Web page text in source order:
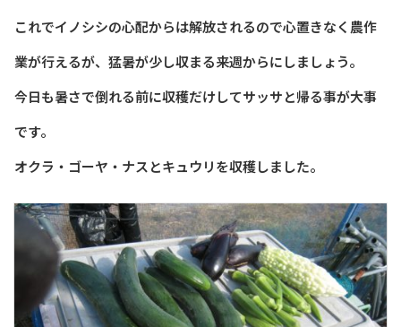
これでイノシシの心配からは解放されるので心置きなく農作
業が行えるが、猛暑が少し収まる来週からにしましょう。
今日も暑さで倒れる前に収穫だけしてサッサと帰る事が大事
です。
オクラ・ゴーヤ・ナスとキュウリを収穫しました。